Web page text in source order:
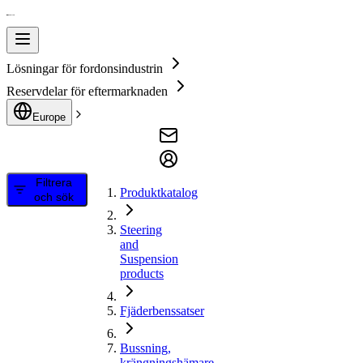
Lösningar för fordonsindustrin
Reservdelar för eftermarknaden
Europe
Filtrera
och sök
Produktkatalog
Steering
and
Suspension
products
Fjäderbenssatser
Bussning,